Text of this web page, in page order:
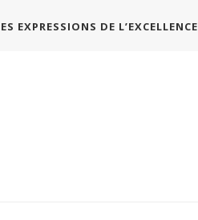
EXPRESSIONS DE L’EXCELLENCE